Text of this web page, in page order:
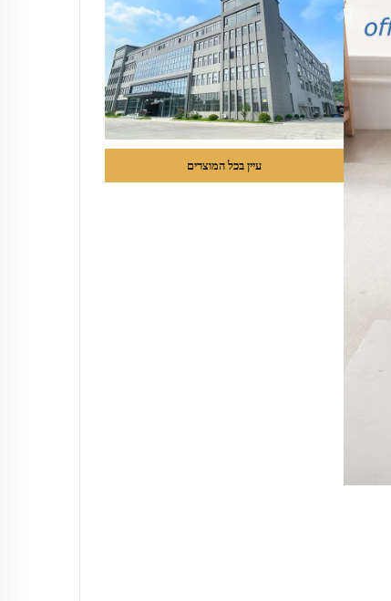
עיין בכל המוצרים